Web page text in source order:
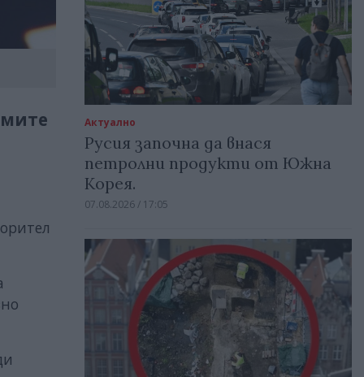
Актуално
Русия започна да внася
петролни продукти от Южна
Корея.
07.08.2026 / 17:05